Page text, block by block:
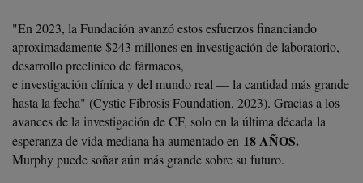
"En 2023, la Fundación avanzó estos esfuerzos financiando
aproximadamente $243 millones en investigación de laboratorio,
desarrollo preclínico de fármacos,
e investigación clínica y del mundo real — la cantidad más grande
hasta la fecha" (Cystic Fibrosis Foundation, 2023). Gracias a los
avances de la investigación de CF, solo en la última década la
esperanza de vida mediana ha aumentado en 18 AÑOS.
Murphy puede soñar aún más grande sobre su futuro.